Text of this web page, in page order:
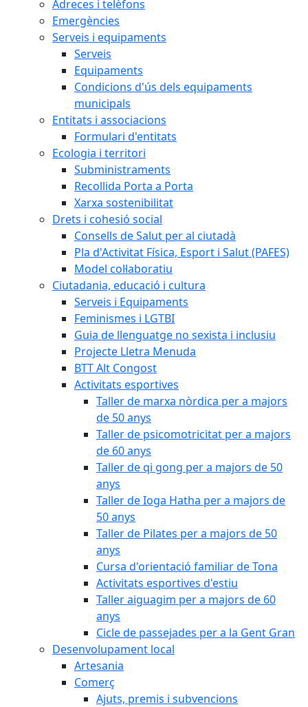
Adreces i telèfons
Emergències
Serveis i equipaments
Serveis
Equipaments
Condicions d'ús dels equipaments
municipals
Entitats i associacions
Formulari d'entitats
Ecologia i territori
Subministraments
Recollida Porta a Porta
Xarxa sostenibilitat
Drets i cohesió social
Consells de Salut per al ciutadà
Pla d'Activitat Física, Esport i Salut (PAFES)
Model col·laboratiu
Ciutadania, educació i cultura
Serveis i Equipaments
Feminismes i LGTBI
Guia de llenguatge no sexista i inclusiu
Projecte Lletra Menuda
BTT Alt Congost
Activitats esportives
Taller de marxa nòrdica per a majors
de 50 anys
Taller de psicomotricitat per a majors
de 60 anys
Taller de qi gong per a majors de 50
anys
Taller de Ioga Hatha per a majors de
50 anys
Taller de Pilates per a majors de 50
anys
Cursa d'orientació familiar de Tona
Activitats esportives d'estiu
Taller aiguagim per a majors de 60
anys
Cicle de passejades per a la Gent Gran
Desenvolupament local
Artesania
Comerç
Ajuts, premis i subvencions